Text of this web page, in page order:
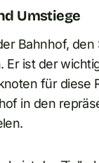
Umstiege
Bahnhof, den
Er ist der
für diese
in den